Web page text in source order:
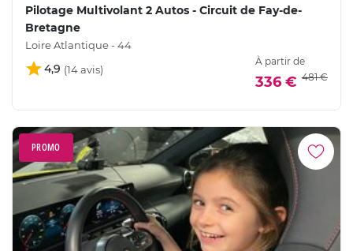
Pilotage Multivolant 2 Autos - Circuit de Fay-de-
Bretagne
Loire Atlantique - 44
4,9
À partir de
336 € 481 €
PROMO